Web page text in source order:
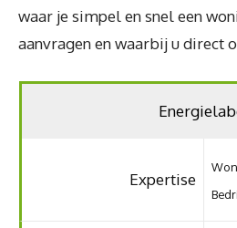
waar je simpel en snel een
aanvragen en waarbij u direct
Expertise